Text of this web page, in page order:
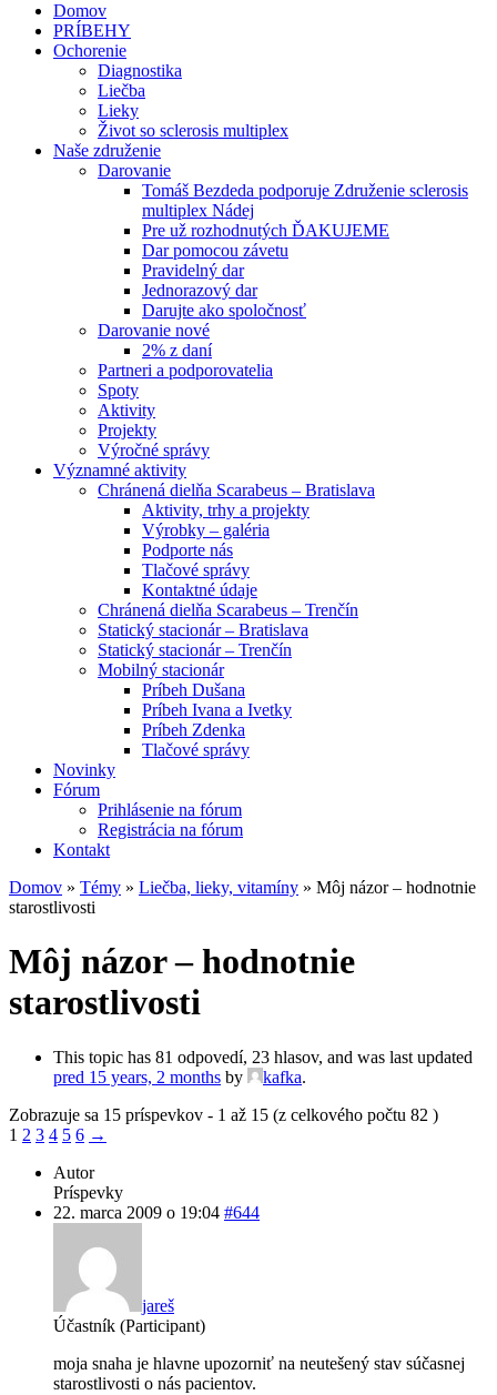
Domov
PRÍBEHY
Ochorenie
Diagnostika
Liečba
Lieky
Život so sclerosis multiplex
Naše združenie
Darovanie
Tomáš Bezdeda podporuje Združenie sclerosis
multiplex Nádej
Pre už rozhodnutých ĎAKUJEME
Dar pomocou závetu
Pravidelný dar
Jednorazový dar
Darujte ako spoločnosť
Darovanie nové
2% z daní
Partneri a podporovatelia
Spoty
Aktivity
Projekty
Výročné správy
Významné aktivity
Chránená dielňa Scarabeus – Bratislava
Aktivity, trhy a projekty
Výrobky – galéria
Podporte nás
Tlačové správy
Kontaktné údaje
Chránená dielňa Scarabeus – Trenčín
Statický stacionár – Bratislava
Statický stacionár – Trenčín
Mobilný stacionár
Príbeh Dušana
Príbeh Ivana a Ivetky
Príbeh Zdenka
Tlačové správy
Novinky
Fórum
Prihlásenie na fórum
Registrácia na fórum
Kontakt
Domov » Témy » Liečba, lieky, vitamíny » Môj názor – hodnotnie
starostlivosti
Môj názor – hodnotnie
starostlivosti
This topic has 81 odpovedí, 23 hlasov, and was last updated
pred 15 years, 2 months by kafka.
Zobrazuje sa 15 príspevkov - 1 až 15 (z celkového počtu 82 )
1 2 3 4 5 6 →
Autor
Príspevky
22. marca 2009 o 19:04 #644
jareš
Účastník (Participant)
moja snaha je hlavne upozorniť na neutešený stav súčasnej
starostlivosti o nás pacientov.